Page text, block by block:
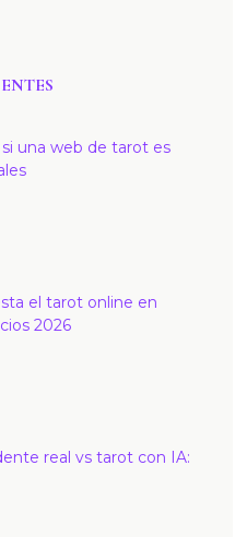
una web de tarot es
el tarot online en
2026
real vs tarot con IA: